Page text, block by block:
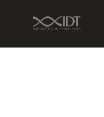
IDT Link